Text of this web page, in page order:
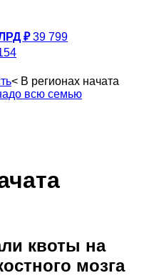
₽ 39 799
< В регионах начата
всю семью
квоты на
мозга